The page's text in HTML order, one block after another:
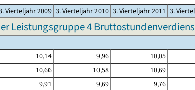
Vierteljahr 2009 3. Vierteljahr 2010 3. Vierteljahr 2011 3.
Leistungsgruppe 4
10,14 9,96 10,05
10,66 10,58 10,69
9,91 9,69 9,76